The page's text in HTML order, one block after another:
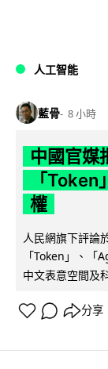
人工智能
藍骨 8 小時
中國官
「
權
人民網旗下評論
「Token」、「
中文表意空間及
分享